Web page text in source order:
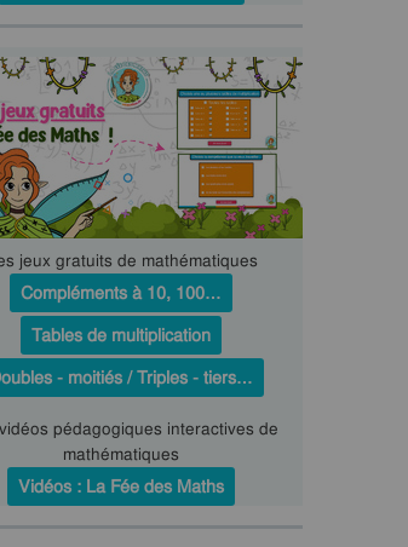
jeux gratuits de mathématiques
Compléments à 10, 100…
Tables de multiplication
- moitiés / Triples - tiers…
pédagogiques interactives de
mathématiques
Vidéos : La Fée des Maths